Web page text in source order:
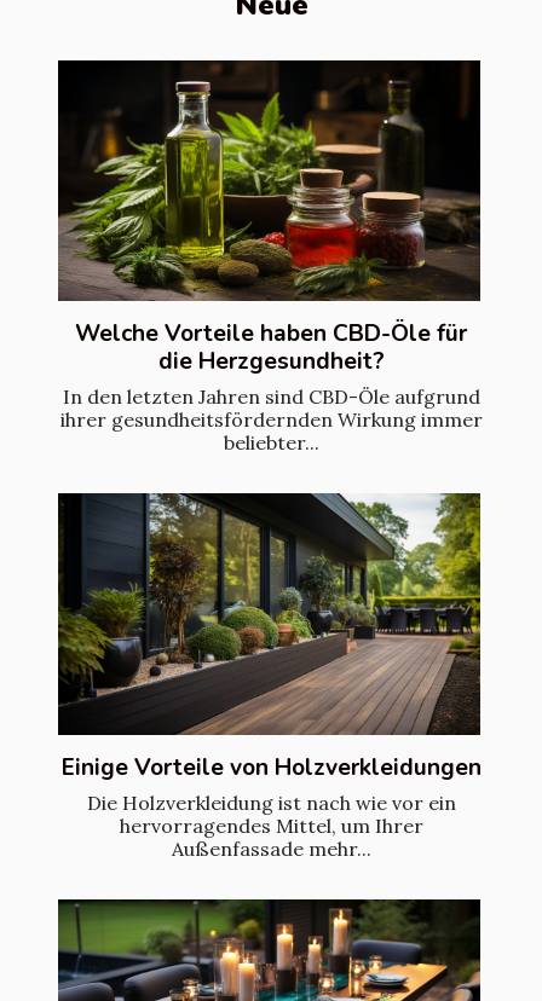
Welche Vorteile haben CBD-Öle für
die Herzgesundheit?
In den letzten Jahren sind CBD-Öle aufgrund
ihrer gesundheitsfördernden Wirkung immer
beliebter...
Einige Vorteile von Holzverkleidungen
Die Holzverkleidung ist nach wie vor ein
hervorragendes Mittel, um Ihrer
Außenfassade mehr...